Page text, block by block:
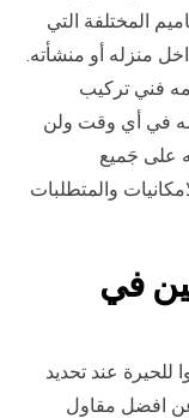
المختلفة التي
منزله أو منشأته.
فني تركيب
في أي وقت ولن
على جَميع
والمتطلبات
في
للحيرة عند تحديد
عن افضل مقاول